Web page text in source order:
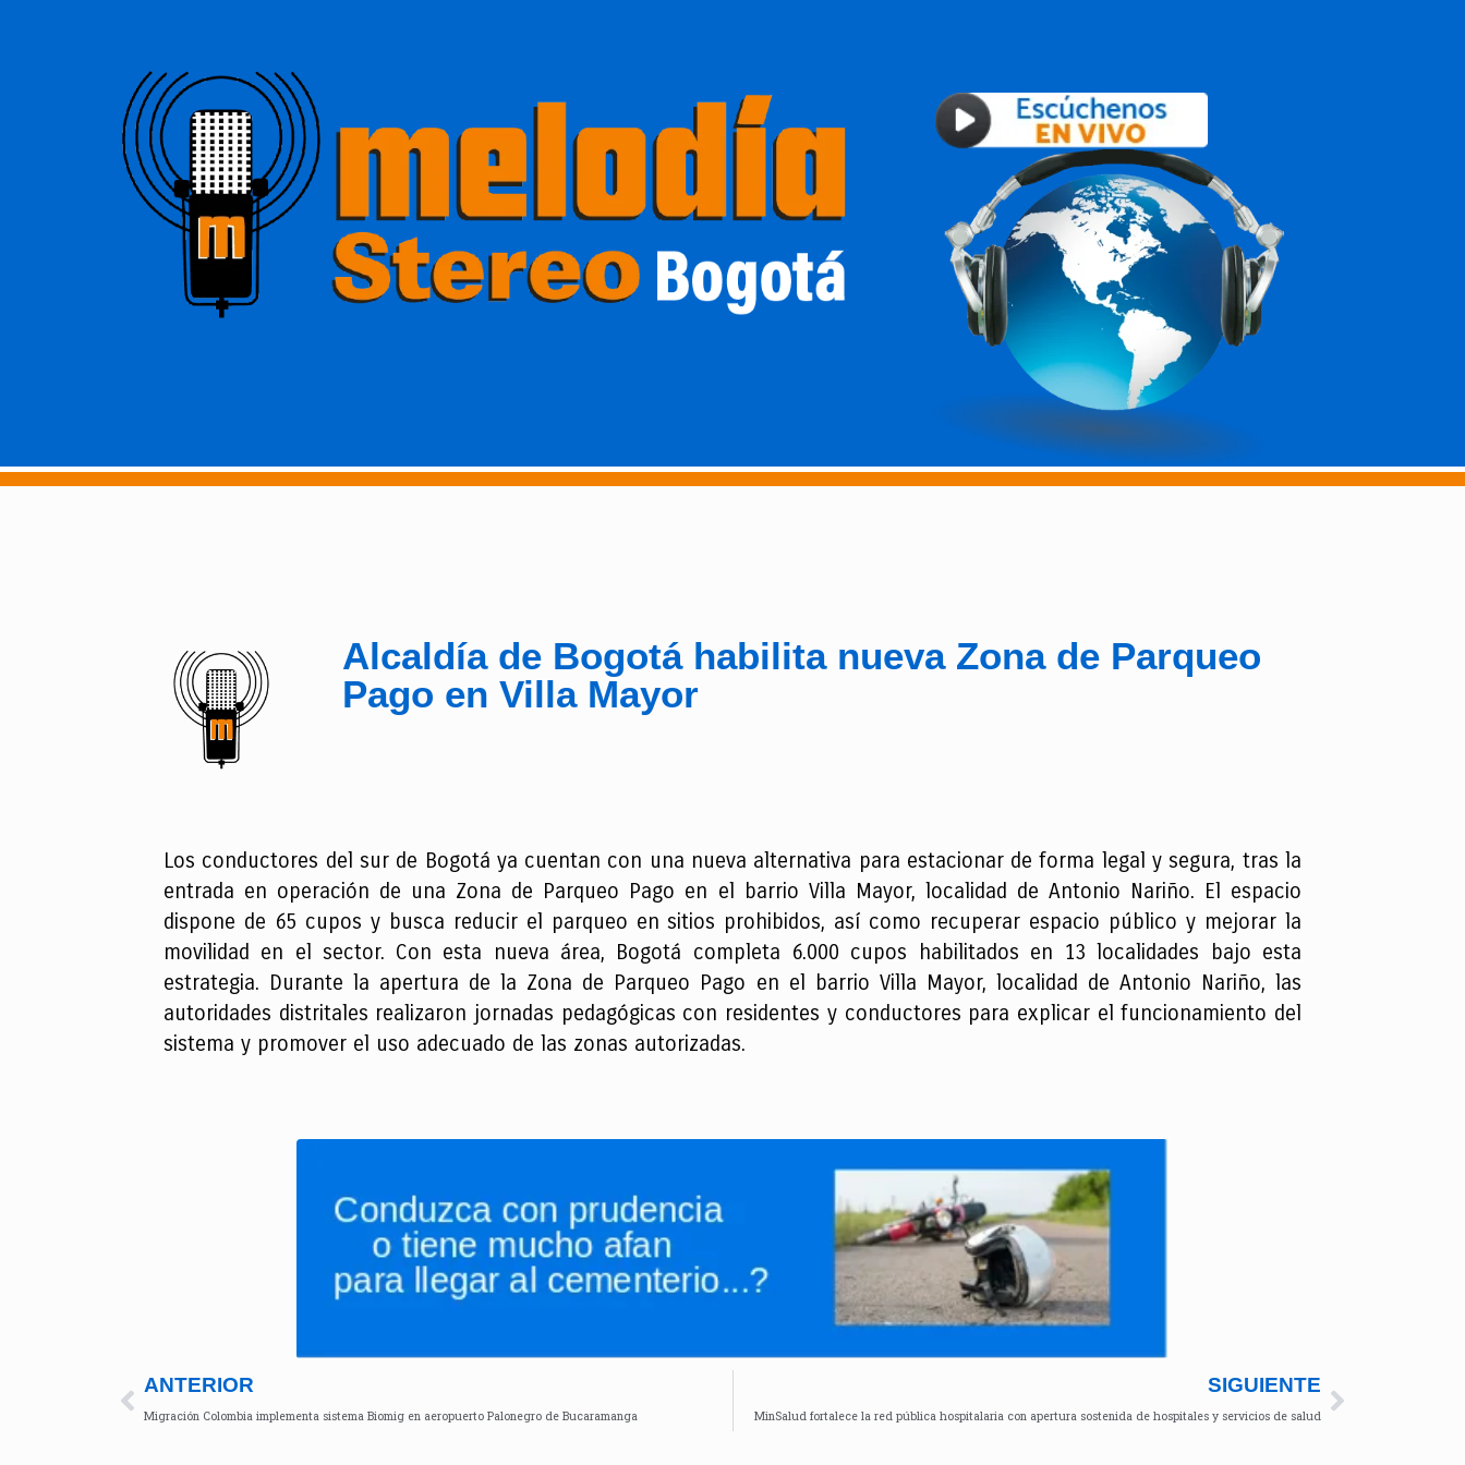
Alcaldía de Bogotá habilita nueva Zona de Parqueo
Pago en Villa Mayor
Los conductores del sur de Bogotá ya cuentan con una nueva alternativa para estacionar de forma legal y segura, tras la
entrada en operación de una Zona de Parqueo Pago en el barrio Villa Mayor, localidad de Antonio Nariño. El espacio
dispone de 65 cupos y busca reducir el parqueo en sitios prohibidos, así como recuperar espacio público y mejorar la
movilidad en el sector. Con esta nueva área, Bogotá completa 6.000 cupos habilitados en 13 localidades bajo esta
estrategia. Durante la apertura de la Zona de Parqueo Pago en el barrio Villa Mayor, localidad de Antonio Nariño, las
autoridades distritales realizaron jornadas pedagógicas con residentes y conductores para explicar el funcionamiento del
sistema y promover el uso adecuado de las zonas autorizadas.
ANTERIOR
Migración Colombia implementa sistema Biomig en aeropuerto Palonegro de Bucaramanga
SIGUIENTE
MinSalud fortalece la red pública hospitalaria con apertura sostenida de hospitales y servicios de salud